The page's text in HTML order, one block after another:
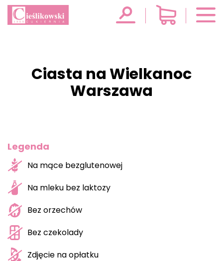
Ciasta na Wielkanoc
Warszawa
Legenda
Na mące bezglutenowej
Na mleku bez laktozy
Bez orzechów
Bez czekolady
Zdjęcie na opłatku